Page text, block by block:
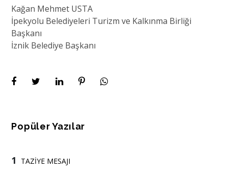
Kağan Mehmet USTA
İpekyolu Belediyeleri Turizm ve Kalkınma Birliği
Başkanı
İznik Belediye Başkanı
Popüler Yazılar
1 TAZİYE MESAJI